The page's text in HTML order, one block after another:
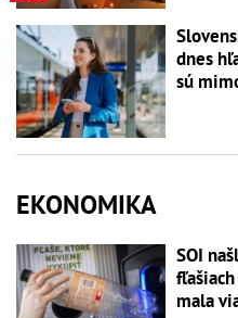
dnes
sú
EKONOMIKA
SOI
mala